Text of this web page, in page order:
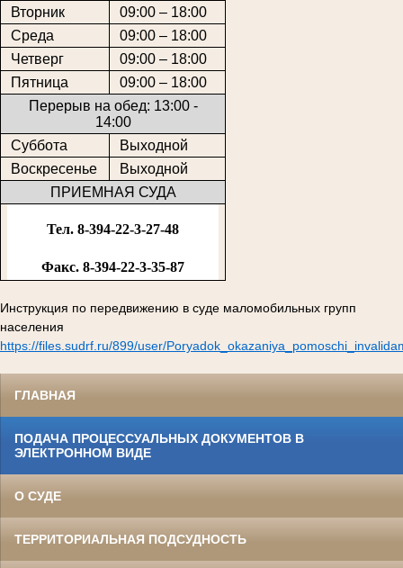
Вторник
09:00 – 18:00
Среда
09:00 – 18:00
Четверг
09:00 – 18:00
Пятница
09:00 – 18:00
Перерыв на обед: 13:00 -
14:00
Суббота
Выходной
Воскресенье
Выходной
ПРИЕМНАЯ СУДА
Тел. 8-394-22-3-27-48
Факс. 8-394-22-3-35-87
Инструкция по передвижению в суде маломобильных групп
населения
https://files.sudrf.ru/899/user/
ГЛАВНАЯ
ПОДАЧА ПРОЦЕССУАЛЬНЫХ ДОКУМЕНТОВ В
ЭЛЕКТРОННОМ ВИДЕ
О СУДЕ
ТЕРРИТОРИАЛЬНАЯ ПОДСУДНОСТЬ